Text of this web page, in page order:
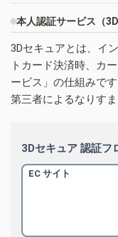
本人認証サービス（
3Dセキュアとは、イ
トカード決済時、カ
ービス」の仕組みで
第三者によるなりす
3Dセキュア 認証フ
EC サイト